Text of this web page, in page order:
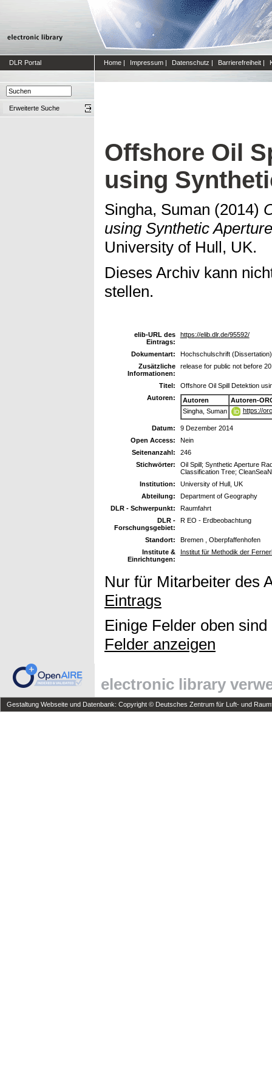
DLR Portal Home | Impressum | Datenschutz | Barrierefreiheit |
Erweiterte Suche
Offshore Oil
using
Singha, Suman (2014)
using Synthetic
University of Hull, UK.
Dieses Archiv kann
stellen.
elib-URL des
Eintrags:
https://elib.dlr.de/95592/
Dokumentart:
Hochschulschrift (Dissertation)
Zusätzliche
Informationen:
release for public not before
Titel:
Offshore Oil Spill Detektion
Autoren:
Autoren
Autoren-
Singha, Suman
https://
Datum:
9 Dezember 2014
Open Access:
Nein
Seitenanzahl:
246
Stichwörter:
Oil Spill; Synthetic Aperture
Classification Tree;
Institution:
University of Hull, UK
Abteilung:
Department of Geography
DLR - Schwerpunkt:
Raumfahrt
DLR -
Forschungsgebiet:
R EO - Erdbeobachtung
Standort:
Bremen , Oberpfaffenhofen
Institute &
Einrichtungen:
Institut für Methodik der
Nur für Mitarbeiter des
Eintrags
Einige Felder oben
Felder anzeigen
electronic library
Gestaltung Webseite und Datenbank: Copyright © Deutsches Zentrum für Luft- und